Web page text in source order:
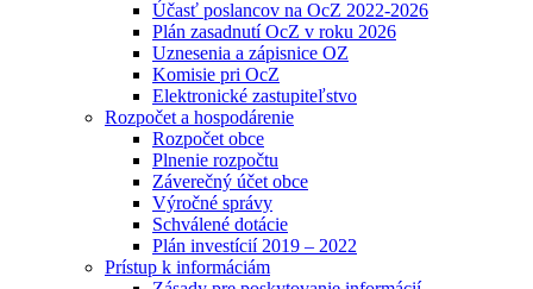
Účasť poslancov na OcZ 2022-2026
Plán zasadnutí OcZ v roku 2026
Uznesenia a zápisnice OZ
Komisie pri OcZ
Elektronické zastupiteľstvo
Rozpočet a hospodárenie
Rozpočet obce
Plnenie rozpočtu
Záverečný účet obce
Výročné správy
Schválené dotácie
Plán investícií 2019 – 2022
Prístup k informáciám